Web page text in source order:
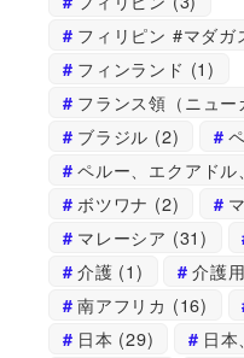
フィリピン #マダガ
フィンランド (1)
フランス領（ニュー
ブラジル (2)
ペルー、エクアドル
ボツワナ (2)
マレーシア (31)
介護 (1) 介護
南アフリカ (16)
日本 (29) 日